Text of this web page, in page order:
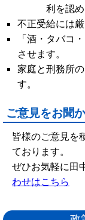
利を認め
不正受給には
「酒・タバコ
させます。
家庭と刑務所
す。
ご意見をお聞
皆様のご意見を
ております。
ぜひお気軽に田
わせはこちら